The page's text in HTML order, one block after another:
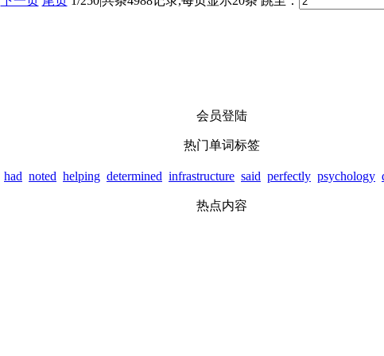
会员登陆
热门单词标签
had noted helping determined infrastructure said perfectly psychology
热点内容